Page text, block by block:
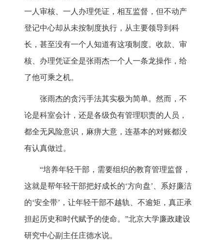
一人审核、一人办理凭证，相互监督，但不动产
登记中心却从未按制度执行，从主要领导到科
长，甚至没有一个人知道有这项制度。收款、审
核、办理凭证全是张雨杰一个人一条龙操作，给
了他可乘之机。
张雨杰的贪污手法其实极为简单。然而，不
论是科室会计，还是各级负有管理职责的人员，
都全无风险意识，麻痹大意，连基本的对账都没
有认真做过。
“培养年轻干部，需要组织的教育管理监督，
这就是帮年轻干部把好成长的‘方向盘’、系好廉洁
的‘安全带’，让年轻干部不越轨、不逾矩，真正承
担起历史和时代赋予的使命。”北京大学廉政建设
研究中心副主任庄德水说。